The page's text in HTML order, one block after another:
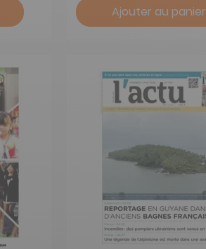
Ajouter au panier